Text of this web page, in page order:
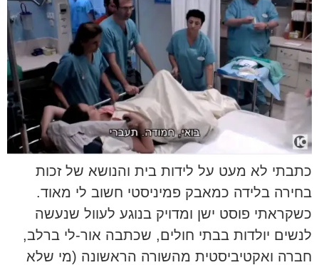
כתבתי לא מעט על לידות בית והנושא של זכות
בחירה בלידה כמאבק פמיניסטי חשוב לי מאוד.
כשקראתי פוסט ישן ומדויק בנוגע לעוול שנעשה
לנשים יולדות בבתי חולים, שכתבה אור-לי ברלב,
חברה ואקטיביסטית מהשורה הראשונה (מי שלא